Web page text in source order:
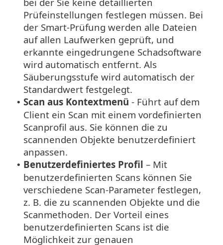
Prüfeinstellungen festlegen müssen. Bei
der Smart-Prüfung werden alle Dateien
auf allen Laufwerken geprüft, und
erkannte eingedrungene Schadsoftware
wird automatisch entfernt. Als
Säuberungsstufe wird automatisch der
Standardwert festgelegt.
• Scan aus Kontextmenü - Führt auf dem
Client ein Scan mit einem vordefinierten
Scanprofil aus. Sie können die zu
scannenden Objekte benutzerdefiniert
anpassen.
• Benutzerdefiniertes Profil – Mit
benutzerdefinierten Scans können Sie
verschiedene Scan-Parameter festlegen,
z. B. die zu scannenden Objekte und die
Scanmethoden. Der Vorteil eines
benutzerdefinierten Scans ist die
Möglichkeit zur genauen